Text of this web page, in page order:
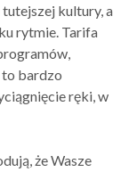
kultury, a
rytmie. Tarifa
to bardzo
ręki, w
że Wasze